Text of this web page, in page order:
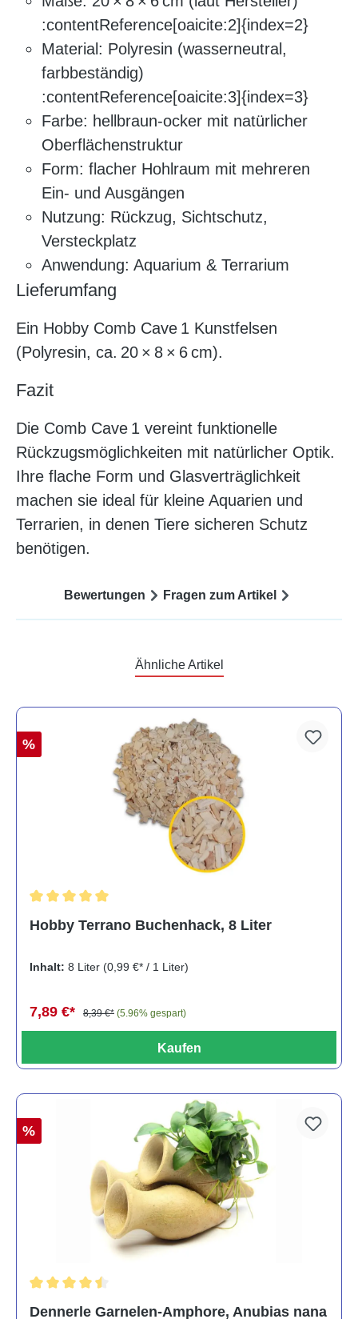
:contentReference[oaicite:2]{index=2}
Material: Polyresin (wasserneutral,
farbbeständig)
:contentReference[oaicite:3]{index=3}
Farbe: hellbraun‑ocker mit natürlicher
Oberflächenstruktur
Form: flacher Hohlraum mit mehreren
Ein- und Ausgängen
Nutzung: Rückzug, Sichtschutz,
Versteckplatz
Anwendung: Aquarium & Terrarium
Lieferumfang
Ein Hobby Comb Cave 1 Kunstfelsen
(Polyresin, ca. 20 × 8 × 6 cm).
Fazit
Die Comb Cave 1 vereint funktionelle
Rückzugsmöglichkeiten mit natürlicher Optik.
Ihre flache Form und Glasverträglichkeit
machen sie ideal für kleine Aquarien und
Terrarien, in denen Tiere sicheren Schutz
benötigen.
Bewertungen Fragen zum Artikel
Ähnliche Artikel
%
Hobby Terrano Buchenhack, 8 Liter
Inhalt: 8 Liter (0,99 €* / 1 Liter)
7,89 €* 8,39 €* (5.96% gespart)
Kaufen
%
Dennerle Garnelen-Amphore, Anubias nana